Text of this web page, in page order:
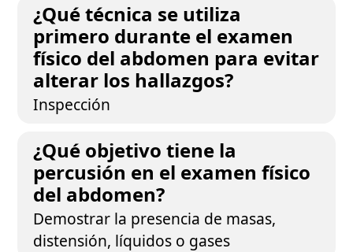
¿Qué técnica se utiliza
primero durante el examen
físico del abdomen para evitar
alterar los hallazgos?
Inspección
¿Qué objetivo tiene la
percusión en el examen físico
del abdomen?
Demostrar la presencia de masas,
distensión, líquidos o gases